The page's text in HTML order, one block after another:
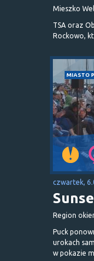
Mieszko
TSA oraz
Rockowo,
MIASTO
czwartek,
Region
Puck
urokach
w pokazie